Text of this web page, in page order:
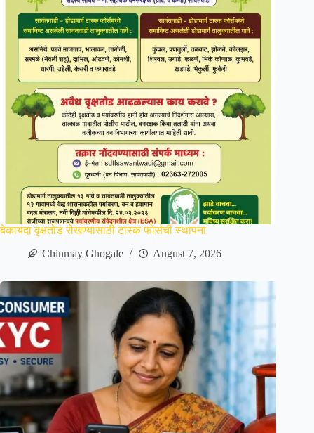
बेकायदा वृक्षतोड रोखण्यासाठी टास्क फोर्सची स्थापना
Chinmay Ghogale
August 7, 2026